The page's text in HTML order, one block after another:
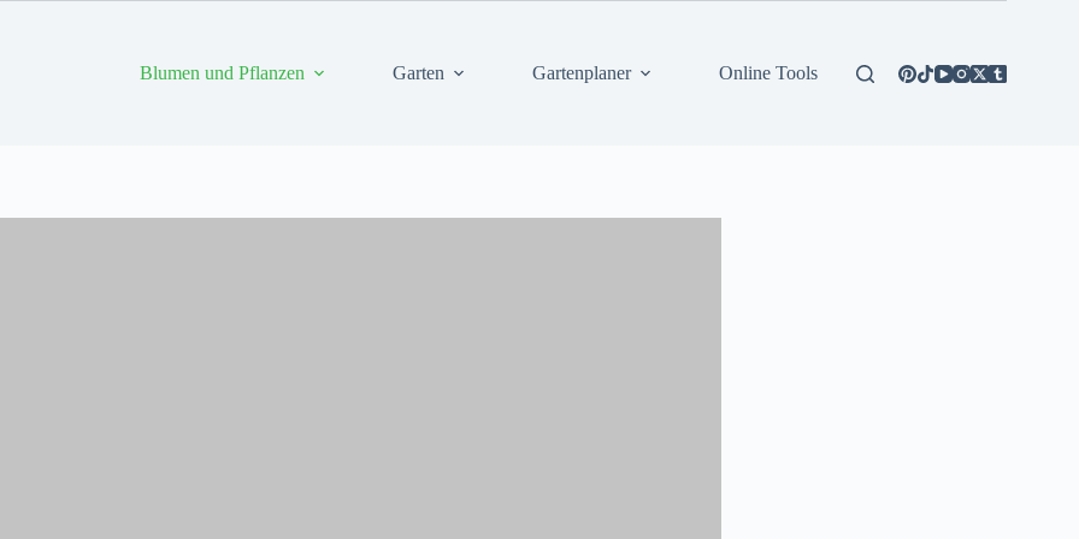
Blumen und Pflanzen
Garten Gartenplaner Online Tools